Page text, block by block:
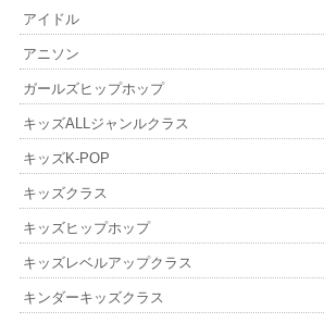
アイドル
アニソン
ガールズヒップホップ
キッズALLジャンルクラス
キッズK-POP
キッズクラス
キッズヒップホップ
キッズレベルアップクラス
キンダーキッズクラス